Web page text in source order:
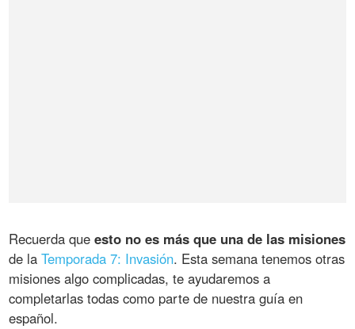
Recuerda queesto no es más que una de las misiones
de laTemporada 7: Invasión. Esta semana tenemos otras
misiones algo complicadas, te ayudaremos a
completarlas todas como parte de nuestra guía en
español.